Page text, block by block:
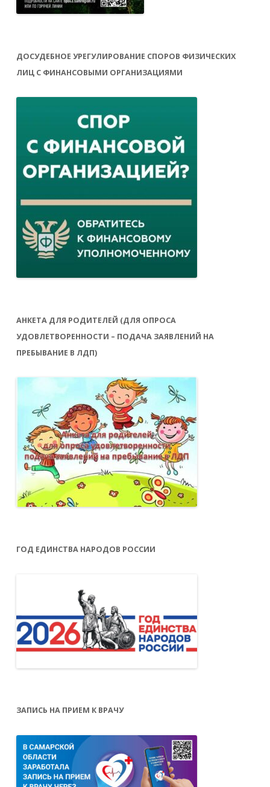
ДОСУДЕБНОЕ УРЕГУЛИРОВАНИЕ СПОРОВ ФИЗИЧЕСКИХ
ЛИЦ С ФИНАНСОВЫМИ ОРГАНИЗАЦИЯМИ
АНКЕТА ДЛЯ РОДИТЕЛЕЙ (ДЛЯ ОПРОСА
УДОВЛЕТВОРЕННОСТИ – ПОДАЧА ЗАЯВЛЕНИЙ НА
ПРЕБЫВАНИЕ В ЛДП)
ГОД ЕДИНСТВА НАРОДОВ РОССИИ
ЗАПИСЬ НА ПРИЕМ К ВРАЧУ